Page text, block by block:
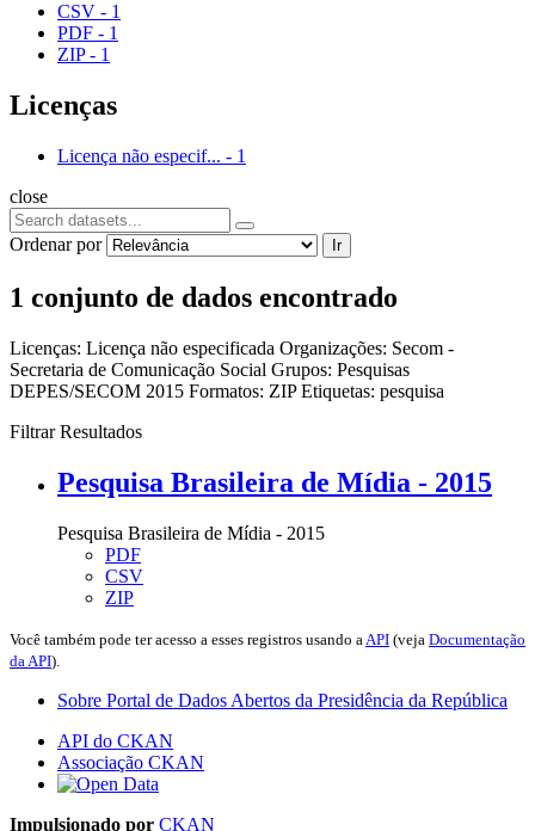
CSV - 1
PDF - 1
ZIP - 1
Licenças
Licença não especif... - 1
close
Ordenar por Ir
1 conjunto de dados encontrado
Licenças: Licença não especificada Organizações: Secom -
Secretaria de Comunicação Social Grupos: Pesquisas
DEPES/SECOM 2015 Formatos: ZIPEtiquetas: pesquisa
Filtrar Resultados
Pesquisa Brasileira de Mídia - 2015
Pesquisa Brasileira de Mídia - 2015
PDF
CSV
ZIP
Você também pode ter acesso a esses registros usando a API (veja Documentação
da API).
Sobre Portal de Dados Abertos da Presidência da República
API do CKAN
Associação CKAN
Impulsionado por CKAN